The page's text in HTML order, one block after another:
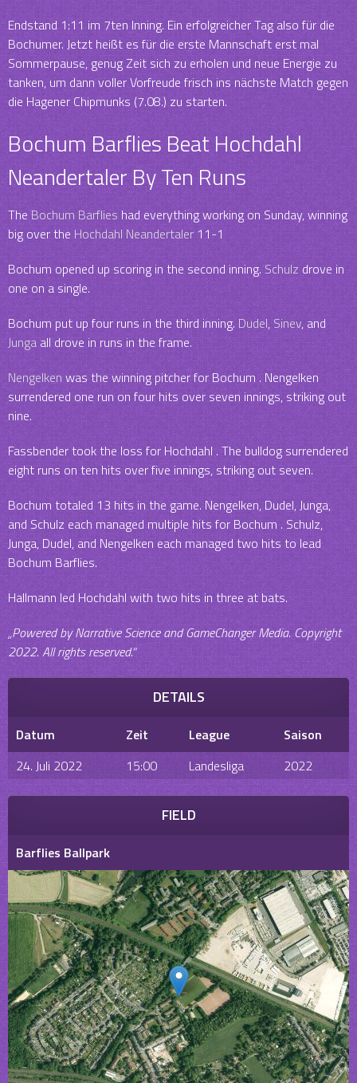
Endstand 1:11 im 7ten Inning. Ein erfolgreicher Tag also für die
Bochumer. Jetzt heißt es für die erste Mannschaft erst mal
Sommerpause, genug Zeit sich zu erholen und neue Energie zu
tanken, um dann voller Vorfreude frisch ins nächste Match gegen
die Hagener Chipmunks (7.08.) zu starten.
Bochum Barflies Beat Hochdahl
Neandertaler By Ten Runs
TheBochum Barflieshad everything working on Sunday, winning
big over the Hochdahl Neandertaler 11-1
Bochum opened up scoring in the second inning.Schulz drove in
one on a single.
Bochum put up four runs in the third inning. Dudel, Sinev, and
Junga all drove in runs in the frame.
Nengelkenwas the winning pitcher for Bochum . Nengelken
surrendered one run on four hits over seven innings, striking out
nine.
Fassbender took the loss for Hochdahl . The bulldog surrendered
eight runs on ten hits over five innings, striking out seven.
Bochum totaled 13 hits in the game. Nengelken, Dudel, Junga,
and Schulz each managed multiple hits for Bochum . Schulz,
Junga, Dudel, and Nengelken each managed two hits to lead
Bochum Barflies.
Hallmann led Hochdahl with two hits in three at bats.
„Powered by Narrative Science and GameChanger Media. Copyright
2022. All rights reserved.“
DETAILS
Datum Zeit League
Saison
24. Juli 2022
15:00 Landesliga 2022
FIELD
Barflies Ballpark